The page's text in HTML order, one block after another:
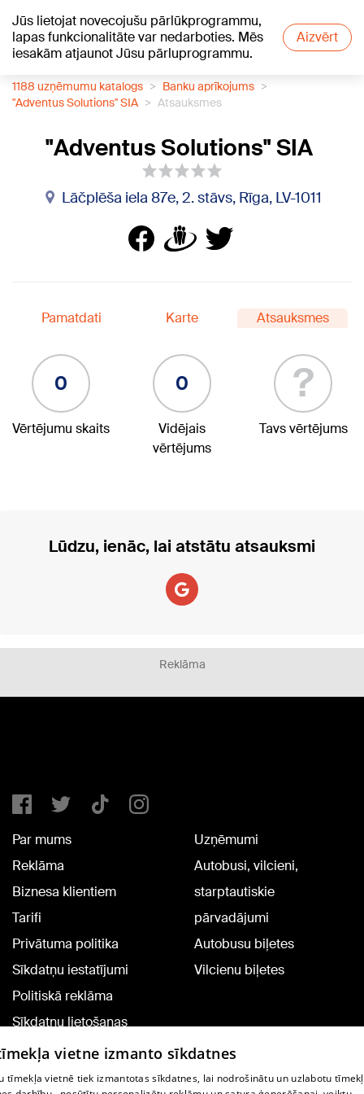
Jūs lietojat novecojušu pārlūkprogrammu,
lapas funkcionalitāte var nedarboties. Mēs
iesakām atjaunot Jūsu pārluprogrammu.
Aizvērt
+21°C
1188 uzņēmumu katalogs
Banku aprīkojums
"Adventus Solutions" SIA
Atsauksmes
"Adventus Solutions" SIA
Lāčplēša iela 87e, 2. stāvs, Rīga, LV-1011
Pamatdati Karte Atsauksmes
0
Vērtējumu skaits
0
Vidējais
vērtējums
?
Tavs vērtējums
Lūdzu, ienāc, lai atstātu atsauksmi
Reklāma
Par mums
Reklāma
Biznesa klientiem
Tarifi
Privātuma politika
Sīkdatņu iestatījumi
Politiskā reklāma
Sīkdatņu lietošanas
noteikumi
Komentāru pievienošana
Uzņēmumi
Autobusi, vilcieni,
starptautiskie
pārvadājumi
Autobusu biļetes
Vilcienu biļetes
vietne izmanto sīkdatnes
tīmekļa vietnē tiek izmantotas sīkdatnes, lai nodrošinātu un uzlabotu